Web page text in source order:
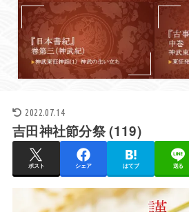
2022.07.14
吉田神社節分祭 (119)
ポスト シェア はてブ 送る